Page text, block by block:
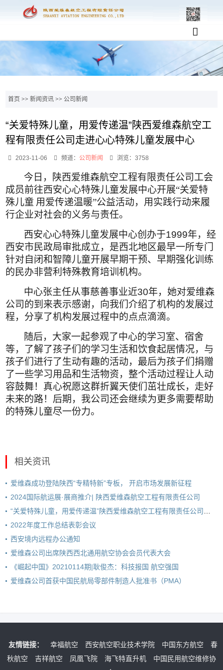
首页 >>新闻资讯 >>公司新闻
“关爱特殊儿童，用爱传递温”陕西爱维森航空工
程有限责任公司走进心心特殊儿童发展中心
2023-11-06 频道： 公司新闻 浏览：3758
今日，陕西爱维森航空工程有限责任公司工会
成员前往西安心心特殊儿童发展中心开展“关爱特
殊儿童 用爱传递温暖”公益活动，用实践行动来履
行企业对社会的义务与责任。
西安心心特殊儿童发展中心创办于1999年，经
西安市民政局审批成立，是西北地区最早一所专门
针对自闭和智障儿童开展早期干预、早期强化训练
的民办非营利特殊教育培训机构。
中心张主任从事慈善事业近30年，她对爱维森
公司的到来表示感谢，向我们介绍了机构的发展过
程，分享了机构发展过程中的点点滴滴。
随后，大家一起参观了中心的学习室、宿舍
等，了解了孩子们的学习生活和饮食起居情况，与
孩子们进行了生动有趣的活动，最后为孩子们捐赠
了一些学习用品和生活物资，整个活动过程让人动
容鼓舞！真心祝愿这群折翼天使们茁壮成长，走好
未来的路！后期，我公司还会继续为更多需要帮助
的特殊儿童尽一份力。
相关资讯
爱维森成功登陆陕西“专精特新”专板， 开启市场发展新征程
2024国际航运展·展商推介| 陕西爱维森航空工程有限责任公司
2022年度工作总结表彰会议
西安境内远程办公通知
爱维森公司出席陕西西北通用航空协会会员代表大会
《崛起中国》20210114期|耿俊杰：科技报国 航空强国
爱维森公司首获中国民航局零部件制造人批准书（PMA）
友情链接： 幸福航空 西安航空职业技术学院 中国东方航空
春
秋航空
吉祥航空 凤凰飞院 海飞特直升机
中国民用航空维修协